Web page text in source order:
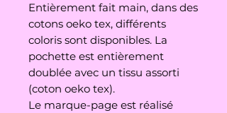
Entièrement fait main, dans des
cotons oeko tex, différents
coloris sont disponibles. La
pochette est entièrement
doublée avec un tissu assorti
(coton oeko tex).
Le marque-page est réalisé